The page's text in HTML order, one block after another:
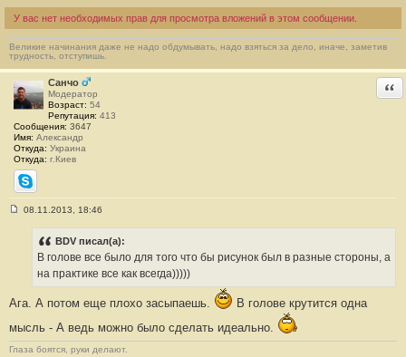
У вас нет необходимых прав для просмотра вложений в этом сообщении.
Великие начинания даже не надо обдумывать, надо взяться за дело, иначе, заметив
трудность, отступишь.
Санчо
Модератор
Возраст: 54
Репутация: 413
Сообщения: 3647
Имя: Александр
Откуда: Украина
Откуда: г.Киев
Skype
е
9
08.11.2013, 18:46
BDV писал(а):
В голове все было для того что бы рисунок был в разные стороны, а
на практике все как всегда)))))
Ага. А потом еще плохо засыпаешь.
В голове крутится одна
мысль - А ведь можно было сделать идеально.
Глаза боятся, руки делают.